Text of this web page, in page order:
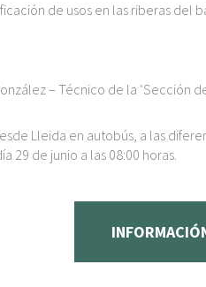
de usos en las riberas del
– Técnico de la ‘Sección
Lleida en autobús, a las
29 de junio a las 08:00 horas.